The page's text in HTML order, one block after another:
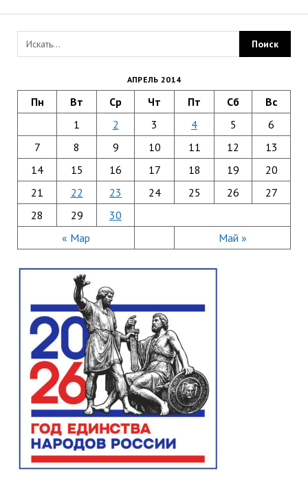
АПРЕЛЬ 2014
Пн Вт Ср Чт Пт Сб Вс
« Мар Май »
1 2 3 4 5
6
7
8 9 10 11 12
13
14
15 16 17 18 19
20
21
22 23 24 25 26
27
28
29 30